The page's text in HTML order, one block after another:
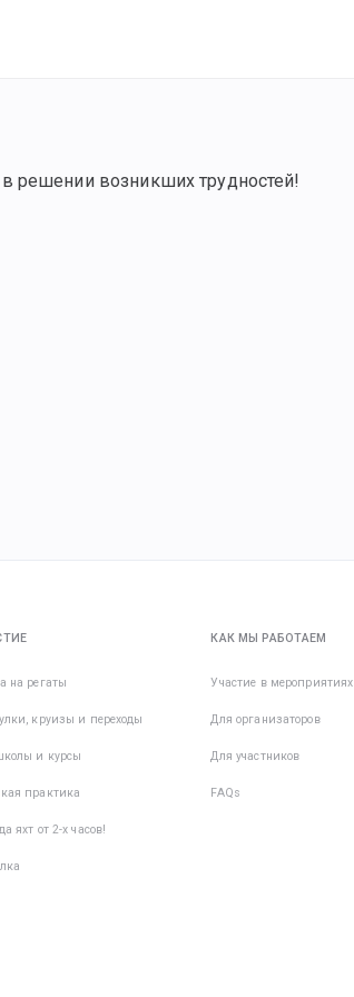
решении возникших трудностей!
на регаты
круизы и переходы
и курсы
практика
яхт от 2-х часов!
КАК МЫ РАБОТАЕМ
Участие в мероприятиях
Для организаторов
Для участников
FAQs